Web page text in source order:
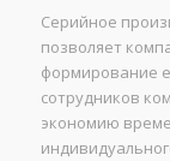
Серийное
позволяет
формирование
сотрудников
экономию